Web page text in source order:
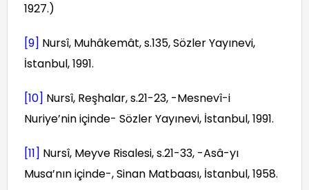
1927.)
[9] Nursî, Muhâkemât, s.135, Sözler Yayınevi,
İstanbul, 1991.
[10] Nursî, Reşhalar, s.21-23, -Mesnevî-i
Nuriye’nin içinde- Sözler Yayınevi, İstanbul, 1991.
[11] Nursî, Meyve Risalesi, s.21-33, -Asâ-yı
Musa’nın içinde-, Sinan Matbaası, İstanbul, 1958.